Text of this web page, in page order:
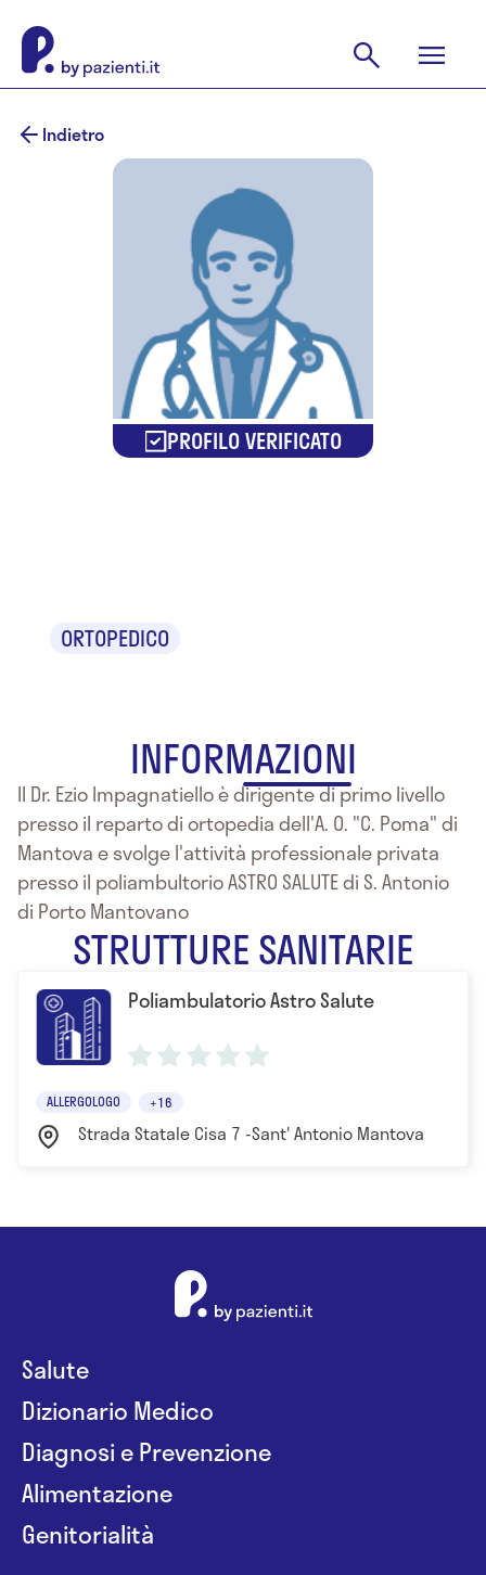
Indietro
PROFILO VERIFICATO
ORTOPEDICO
INFORMAZIONI
Il Dr. Ezio Impagnatiello è dirigente di primo livello
presso il reparto di ortopedia dell'A. O. "C. Poma" di
Mantova e svolge l'attività professionale privata
presso il poliambultorio ASTRO SALUTE di S. Antonio
di Porto Mantovano
STRUTTURE SANITARIE
Poliambulatorio Astro Salute
ALLERGOLOGO +16
Strada Statale Cisa 7 -Sant' Antonio Mantova
Salute
Dizionario Medico
Diagnosi e Prevenzione
Alimentazione
Genitorialità